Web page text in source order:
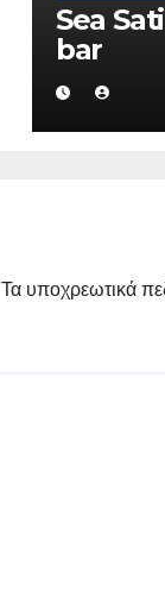
Sea
bar
Τα υποχρεωτικά